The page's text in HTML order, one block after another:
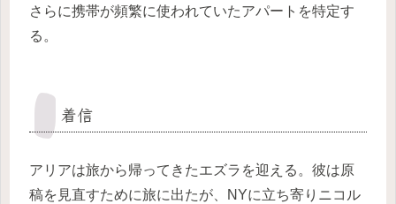
さらに携帯が頻繁に使われていたアパートを特定す
る。
着信
アリアは旅から帰ってきたエズラを迎える。彼は原
稿を見直すために旅に出たが、NYに立ち寄りニコル